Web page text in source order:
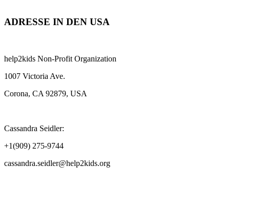
ADRESSE IN DEN USA
help2kids Non-Profit Organization
1007 Victoria Ave.
Corona, CA 92879, USA
Cassandra Seidler:
+1(909) 275-9744
cassandra.seidler@help2kids.org